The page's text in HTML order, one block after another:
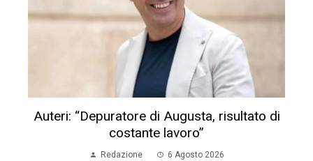
Auteri: “Depuratore di Augusta, risultato di
costante lavoro”
Redazione 6 Agosto 2026